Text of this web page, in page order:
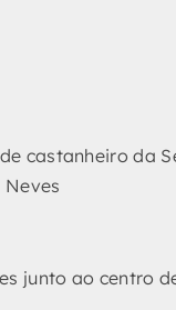
castanheiro da
junto ao centro